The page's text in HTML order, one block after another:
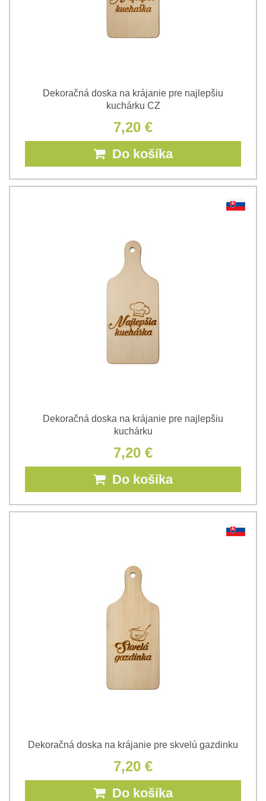
Dekoračná doska na krájanie pre najlepšiu
kuchárku CZ
7,20 €
Do košíka
Dekoračná doska na krájanie pre najlepšiu
kuchárku
7,20 €
Do košíka
Dekoračná doska na krájanie pre skvelú gazdinku
7,20 €
Do košíka